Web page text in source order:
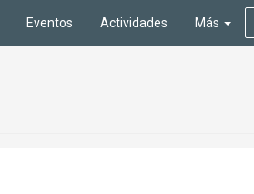
Eventos Actividades Más